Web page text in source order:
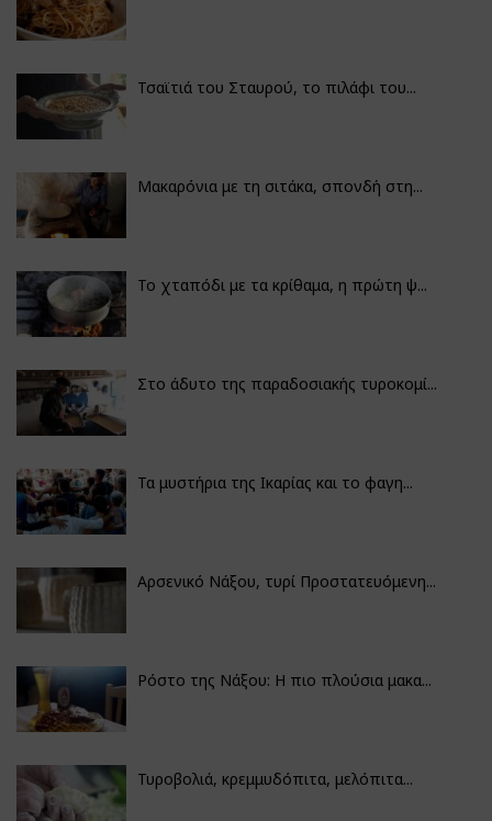
Τσαϊτιά του Σταυρού, το πιλάφι του...
Μακαρόνια με τη σιτάκα, σπονδή στη...
Το χταπόδι με τα κρίθαμα, η πρώτη ψ...
Στο άδυτο της παραδοσιακής τυροκομί...
Τα μυστήρια της Ικαρίας και το φαγη...
Αρσενικό Νάξου, τυρί Προστατευόμενη...
Ρόστο της Νάξου: Η πιο πλούσια μακα...
Τυροβολιά, κρεμμυδόπιτα, μελόπιτα...